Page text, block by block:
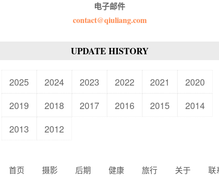
电子邮件
contact@qiuliang.com
UPDATE HISTORY
2025 2024 2023 2022 2021
2020
2019
2018 2017 2016 2015
2014
2013
2012
首页 摄影 后期 健康 旅行 关于 联